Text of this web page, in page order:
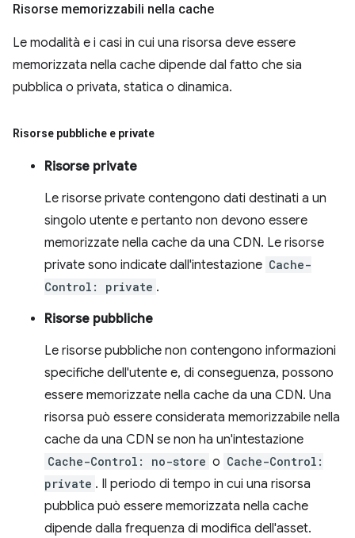
Risorse memorizzabili nella cache
Le modalità e i casi in cui una risorsa deve essere
memorizzata nella cache dipende dal fatto che sia
pubblica o privata, statica o dinamica.
Risorse pubbliche e private
Risorse private
Le risorse private contengono dati destinati a un
singolo utente e pertanto non devono essere
memorizzate nella cache da una CDN. Le risorse
private sono indicate dall'intestazione Cache-
Control: private .
Risorse pubbliche
Le risorse pubbliche non contengono informazioni
specifiche dell'utente e, di conseguenza, possono
essere memorizzate nella cache da una CDN. Una
risorsa può essere considerata memorizzabile nella
cache da una CDN se non ha un'intestazione
Cache-Control: no-store o Cache-Control:
private . Il periodo di tempo in cui una risorsa
pubblica può essere memorizzata nella cache
dipende dalla frequenza di modifica dell'asset.